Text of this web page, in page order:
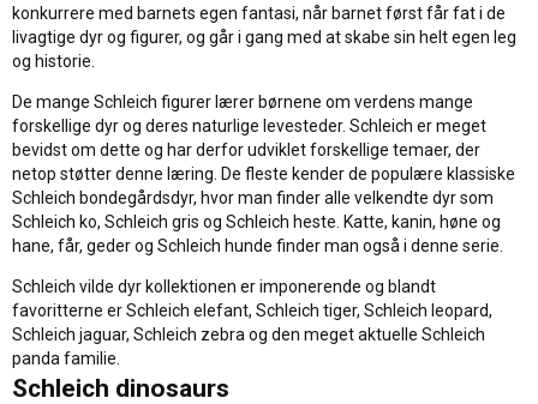
konkurrere med barnets egen fantasi, når barnet først får fat i de
livagtige dyr og figurer, og går i gang med at skabe sin helt egen leg
og historie.
De mange Schleich figurer lærer børnene om verdens mange
forskellige dyr og deres naturlige levesteder. Schleich er meget
bevidst om dette og har derfor udviklet forskellige temaer, der
netop støtter denne læring. De fleste kender de populære klassiske
Schleich bondegårdsdyr, hvor man finder alle velkendte dyr som
Schleich ko, Schleich gris og Schleich heste. Katte, kanin, høne og
hane, får, geder og Schleich hunde finder man også i denne serie.
Schleich vilde dyr kollektionen er imponerende og blandt
favoritterne er Schleich elefant, Schleich tiger, Schleich leopard,
Schleich jaguar, Schleich zebra og den meget aktuelle Schleich
panda familie.
Schleich dinosaurs